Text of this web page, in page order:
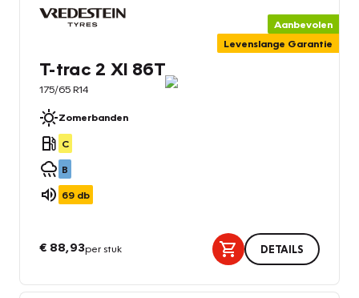
Aanbevolen
Levenslange Garantie
T-trac 2 Xl 86T
175/65 R14
Zomerbanden
C
B
69 db
€ 88,93per stuk DETAILS